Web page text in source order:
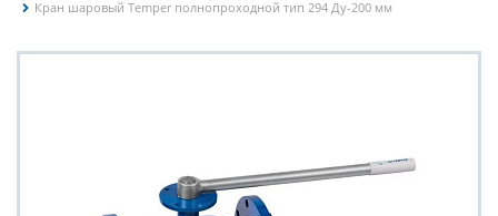
Кран шаровый Temper полнопроходной тип 294 Ду-200 мм